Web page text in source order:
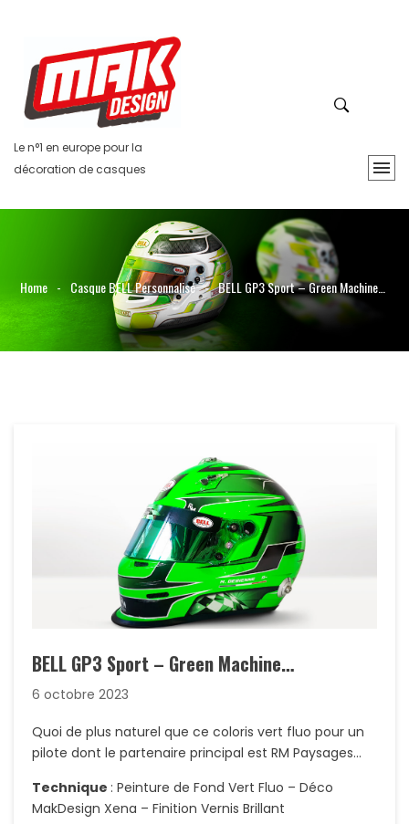
Le n°1 en europe pour la
décoration de casques
Home - Casque BELL Personnalisé - BELL GP3 Sport – Green Machine…
BELL GP3 Sport – Green Machine…
6 octobre 2023
Quoi de plus naturel que ce coloris vert fluo pour un
pilote dont le partenaire principal est RM Paysages…
Technique : Peinture de Fond Vert Fluo – Déco
MakDesign Xena – Finition Vernis Brillant